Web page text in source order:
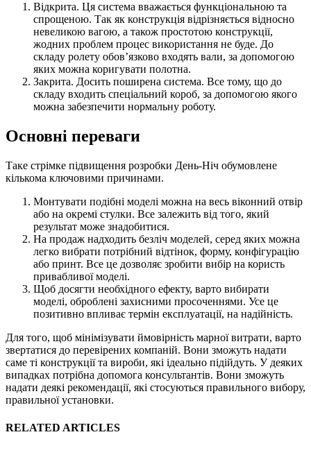
Відкрита. Ця система вважається функціональною та
спрощеною. Так як конструкція відрізняється відносно
невеликою вагою, а також простотою конструкції,
жодних проблем процес використання не буде. До
складу ролету обов’язково входять вали, за допомогою
яких можна коригувати полотна.
Закрита. Досить поширена система. Все тому, що до
складу входить спеціальний короб, за допомогою якого
можна забезпечити нормальну роботу.
Основні переваги
Таке стрімке підвищення розробки День-Ніч обумовлене
кількома ключовими причинами.
Монтувати подібні моделі можна на весь віконний отвір
або на окремі стулки. Все залежить від того, який
результат може знадобитися.
На продаж надходить безліч моделей, серед яких можна
легко вибрати потрібний відтінок, форму, конфігурацію
або принт. Все це дозволяє зробити вибір на користь
привабливої моделі.
Щоб досягти необхідного ефекту, варто вибирати
моделі, оброблені захисними просоченнями. Усе це
позитивно впливає термін експлуатації, на надійність.
Для того, щоб мінімізувати ймовірність марної витрати, варто
звертатися до перевірених компаній. Вони зможуть надати
саме ті конструкції та вироби, які ідеально підійдуть. У деяких
випадках потрібна допомога консультантів. Вони зможуть
надати деякі рекомендації, які стосуються правильного вибору,
правильної установки.
RELATED ARTICLES